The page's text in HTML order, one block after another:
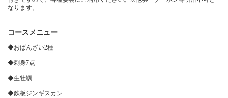
なります。
コースメニュー
◆おばんざい2種
◆刺身7点
◆生牡蠣
◆鉄板ジンギスカン